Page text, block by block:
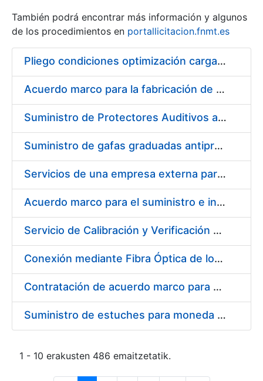
Erakutsi/Ezkutatu
También podrá encontrar más información y algunos
de los procedimientos en portallicitacion.fnmt.es
Pliego condiciones optimización cargas compras firmado
Acuerdo marco para la fabricación de piezas
Suministro de Protectores Auditivos a medida para las personas trabajadoras de los Centros de Trabajo de Madrid y Burgos
Suministro de gafas graduadas antiproyecciones para los trabajadores de la FNMT-RCM en los centros de trabajo de Madrid y Burgos
Servicios de una empresa externa para el asesoramiento y resolución de los recursos de alzada que se presentan relacionados con procesos de selección para la FNMT-RCM
Acuerdo marco para el suministro e instalación de persianas, estores y otros complementos
Servicio de Calibración y Verificación Externa de los Equipos de Medición del Servicio de Prevención de la FNMT-RCM
Conexión mediante Fibra Óptica de los Centros de Proceso de Datos (CPDs) de las sedes de la FNMT-RCM de Burgos y Madrid
Contratación de acuerdo marco para el Suministro de Material de Electricidad para la Fábrica Nacional de Moneda y Timbre-Real Casa de la Moneda en su centro de trabajo de Burgos
Suministro de estuches para moneda de 30 €
1 - 10 erakusten 486 emaitzetatik.